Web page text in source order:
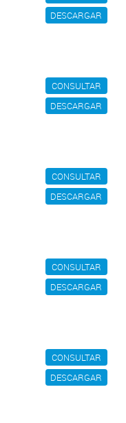
DESCARGAR
CONSULTAR
DESCARGAR
CONSULTAR
DESCARGAR
CONSULTAR
DESCARGAR
CONSULTAR
DESCARGAR